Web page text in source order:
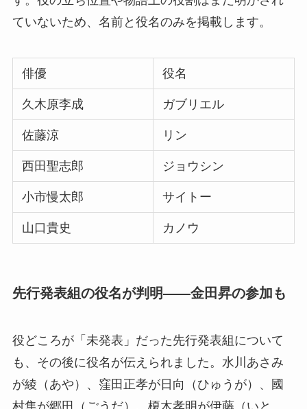
ていないため、名前と役名のみを掲載します。
俳優 役名
久木原李成 ガブリエル
佐藤涼 リン
西田聖志郎 ジョウシン
小市慢太郎 サイトー
山口貴史 カノウ
先行発表組の役名が判明——金田昇の参加も
役どころが「未発表」だった先行発表組について
も、その後に役名が伝えられました。水川あさみ
が綾（あや）、窪田正孝が日向（ひゅうが）、國